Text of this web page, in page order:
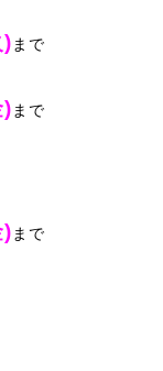
まで
まで
まで